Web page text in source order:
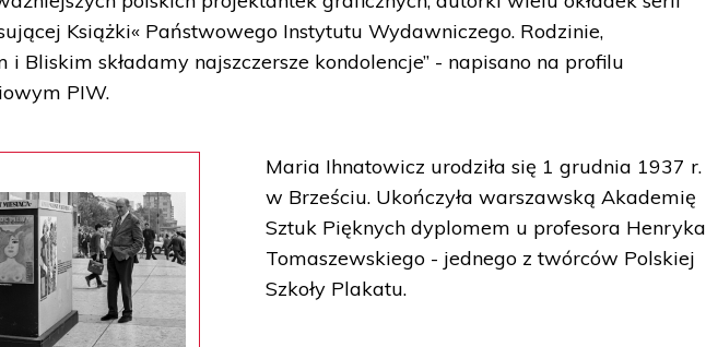
Książki« Państwowego Instytutu Wydawniczego. Rodzinie,
i Bliskim składamy najszczersze kondolencje” - napisano na profilu
PIW.
Maria Ihnatowicz urodziła się 1 grudnia 1937 r.
w Brześciu. Ukończyła warszawską Akademię
Sztuk Pięknych dyplomem u profesora Henryka
Tomaszewskiego - jednego z twórców Polskiej
Szkoły Plakatu.